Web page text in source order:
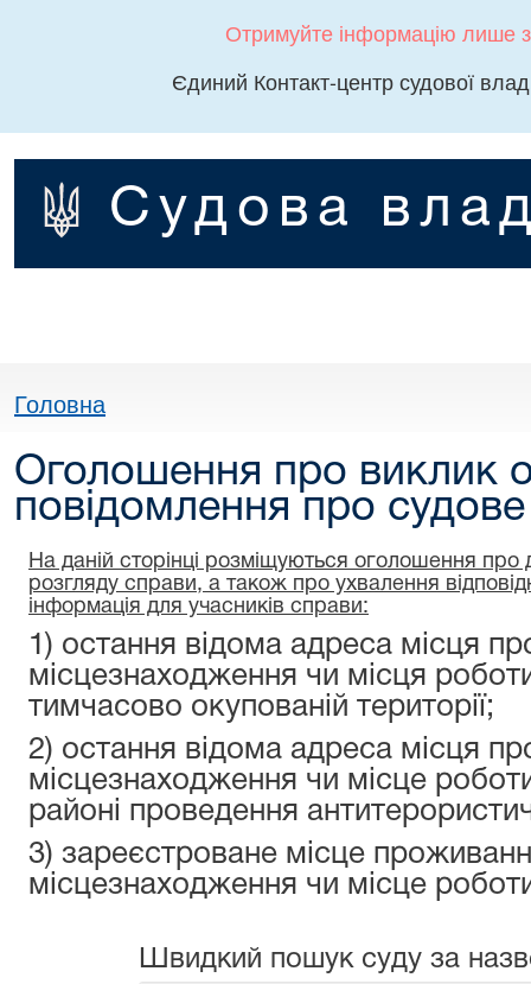
Отримуйте інформацію лише
Єдиний Контакт-центр судової
Судова
Головна
Оголошення про виклик
повідомлення про
На даній сторінці розміщуються оголошення про
розгляду справи, а також про ухвалення
інформація для учасників справи:
1) остання відома адреса місця
місцезнаходження чи місця
тимчасово окупованій території;
2) остання відома адреса місця
місцезнаходження чи місце
районі проведення
3) зареєстроване місце
місцезнаходження чи місце
Швидкий пошук суду за